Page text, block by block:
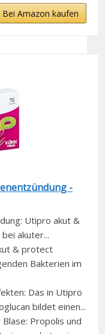
Bei Amazon kaufen
-
Utipro akut &
akuter...
& protect
Bakterien im
Das in Utipro
bildet einen...
Propolis und